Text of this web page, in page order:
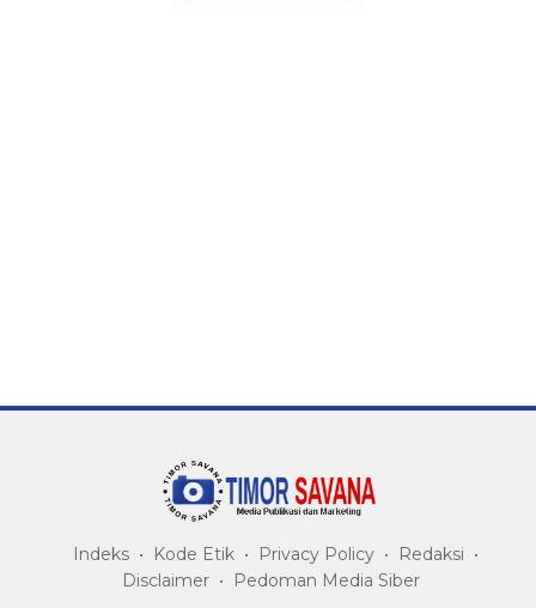
Indeks Kode Etik Privacy Policy
Redaksi
Disclaimer
Pedoman Media Siber